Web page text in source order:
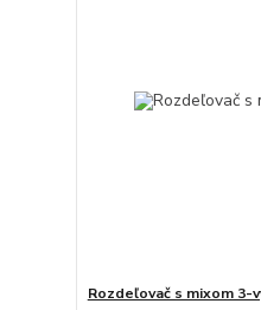
Rozdeľovač s mixom 3-